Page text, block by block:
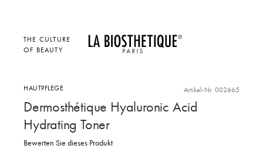
THE CULTURE
OF BEAUTY
HAUTPFLEGE Artikel-Nr. 002665
Dermosthétique Hyaluronic Acid
Hydrating Toner
Bewerten Sie dieses Produkt